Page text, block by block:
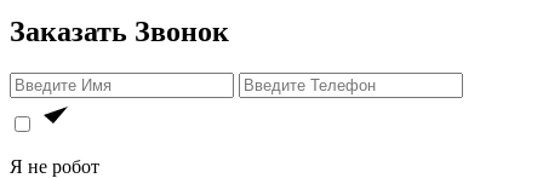
Заказать Звонок
Я не робот